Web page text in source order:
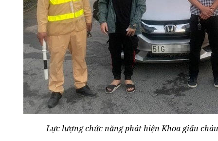
Lực lượng chức năng phát hiện Khoa giấu